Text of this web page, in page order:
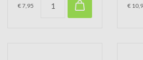
€ 7,95 €